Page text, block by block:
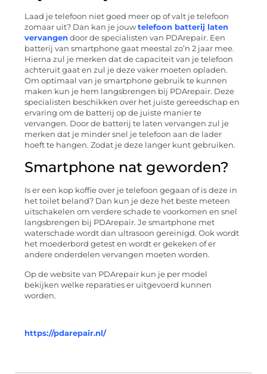
Laad je telefoon niet goed meer op of valt je telefoon
zomaar uit? Dan kan je jouwtelefoon batterij laten
vervangen door de specialisten van PDArepair. Een
batterij van smartphone gaat meestal zo’n 2 jaar mee.
Hierna zul je merken dat de capaciteit van je telefoon
achteruit gaat en zul je deze vaker moeten opladen.
Om optimaal van je smartphone gebruik te kunnen
maken kun je hem langsbrengen bij PDArepair. Deze
specialisten beschikken over het juiste gereedschap en
ervaring om de batterij op de juiste manier te
vervangen. Door de batterij te laten vervangen zul je
merken dat je minder snel je telefoon aan de lader
hoeft te hangen. Zodat je deze langer kunt gebruiken.
Smartphone nat geworden?
Is er een kop koffie over je telefoon gegaan of is deze in
het toilet beland? Dan kun je deze het beste meteen
uitschakelen om verdere schade te voorkomen en snel
langsbrengen bij PDArepair. Je smartphone met
waterschade wordt dan ultrasoon gereinigd. Ook wordt
het moederbord getest en wordt er gekeken of er
andere onderdelen vervangen moeten worden.
Op de website van PDArepair kun je per model
bekijken welke reparaties er uitgevoerd kunnen
worden.
https://pdarepair.nl/